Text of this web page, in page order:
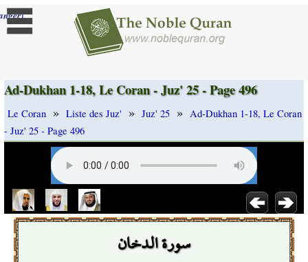
]
Ad-Dukhan 1-18, Le Coran - Juz' 25 - Page 496
Le Coran » Liste des Juz' » Juz' 25 » Ad-Dukhan 1-18, Le Coran
- Juz' 25 - Page 496
سورة الدخان